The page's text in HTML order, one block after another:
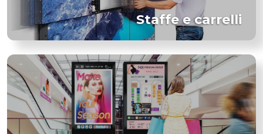
Staffe e carrelli